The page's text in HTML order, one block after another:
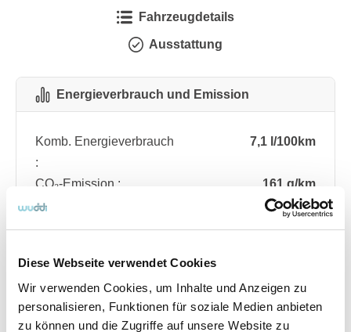
Diese Webseite verwendet Cookies
Wir verwenden Cookies, um Inhalte und Anzeigen zu
personalisieren, Funktionen für soziale Medien anbieten
zu können und die Zugriffe auf unsere Website zu
Fahrzeugdetails
Ausstattung
Energieverbrauch und Emission
Komb. Energieverbrauch
:
7,1 l/100km
CO₂-Emission :
161 g/km
CO₂-Klasse :
F
Angebotsnummer ABO76.351